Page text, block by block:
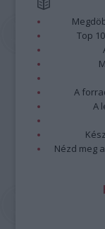
Top
A
A
Nézd meg